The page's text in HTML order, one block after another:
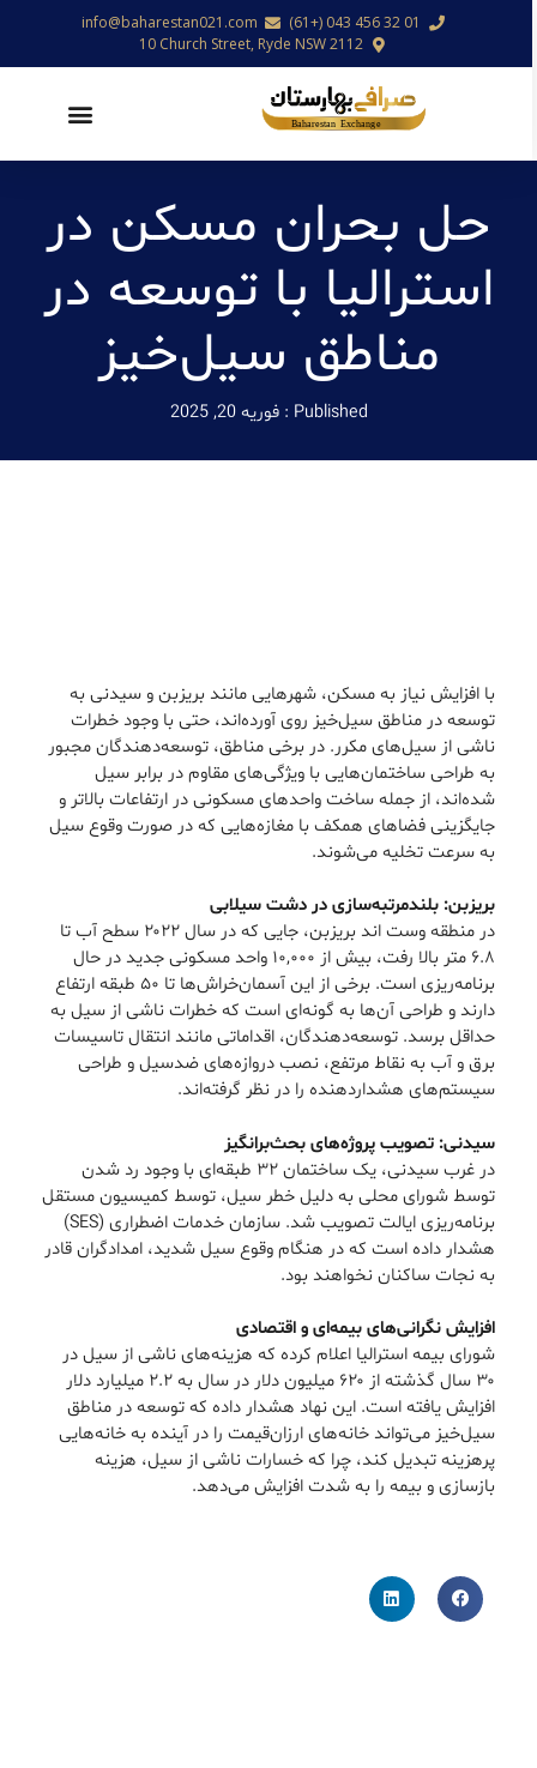
01 32 456 043 (+61)
info@baharestan021.com
10 Church Street, Ryde NSW 2112
حل بحران مسکن در
استرالیا با توسعه در
مناطق سیل‌خیز
Published : فوریه 20, 2025
با افزایش نیاز به مسکن، شهرهایی مانند بریزبن و سیدنی به
توسعه در مناطق سیل‌خیز روی آورده‌اند، حتی با وجود خطرات
ناشی از سیل‌های مکرر. در برخی مناطق، توسعه‌دهندگان مجبور
به طراحی ساختمان‌هایی با ویژگی‌های مقاوم در برابر سیل
شده‌اند، از جمله ساخت واحدهای مسکونی در ارتفاعات بالاتر و
جایگزینی فضاهای همکف با مغازه‌هایی که در صورت وقوع سیل
به سرعت تخلیه می‌شوند.
بریزبن: بلندمرتبه‌سازی در دشت سیلابی
در منطقه وست اند بریزبن، جایی که در سال ۲۰۲۲ سطح آب تا
۶.۸ متر بالا رفت، بیش از ۱۰,۰۰۰ واحد مسکونی جدید در حال
برنامه‌ریزی است. برخی از این آسمان‌خراش‌ها تا ۵۰ طبقه ارتفاع
دارند و طراحی آن‌ها به گونه‌ای است که خطرات ناشی از سیل به
حداقل برسد. توسعه‌دهندگان، اقداماتی مانند انتقال تاسیسات
برق و آب به نقاط مرتفع، نصب دروازه‌های ضدسیل و طراحی
سیستم‌های هشداردهنده را در نظر گرفته‌اند.
سیدنی: تصویب پروژه‌های بحث‌برانگیز
در غرب سیدنی، یک ساختمان ۳۲ طبقه‌ای با وجود رد شدن
توسط شورای محلی به دلیل خطر سیل، توسط کمیسیون مستقل
برنامه‌ریزی ایالت تصویب شد. سازمان خدمات اضطراری (SES)
هشدار داده است که در هنگام وقوع سیل شدید، امدادگران قادر
به نجات ساکنان نخواهند بود.
افزایش نگرانی‌های بیمه‌ای و اقتصادی
شورای بیمه استرالیا اعلام کرده که هزینه‌های ناشی از سیل در
۳۰ سال گذشته از ۶۲۰ میلیون دلار در سال به ۲.۲ میلیارد دلار
افزایش یافته است. این نهاد هشدار داده که توسعه در مناطق
سیل‌خیز می‌تواند خانه‌های ارزان‌قیمت را در آینده به خانه‌هایی
پرهزینه تبدیل کند، چرا که خسارات ناشی از سیل، هزینه
بازسازی و بیمه را به شدت افزایش می‌دهد.